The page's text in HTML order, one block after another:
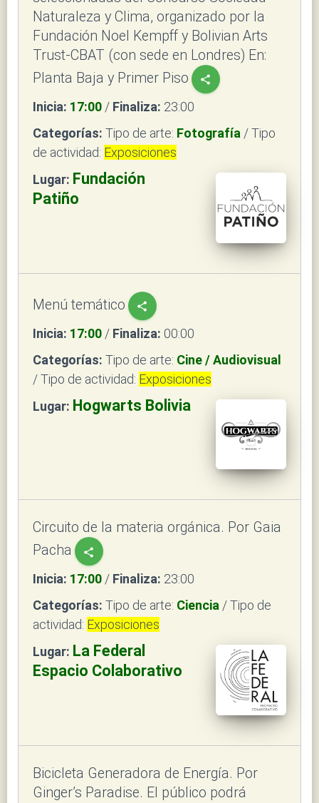
Naturaleza y Clima, organizado por la
Fundación Noel Kempff y Bolivian Arts
Trust-CBAT (con sede en Londres) En:
Planta Baja y Primer Piso
share
Inicia: 17:00 / Finaliza: 23:00
Categorías: Tipo de arte: Fotografía / Tipo
de actividad: Exposiciones
Lugar: Fundación
Patiño
Menú temático share
Inicia: 17:00 / Finaliza: 00:00
Categorías: Tipo de arte: Cine / Audiovisual
/ Tipo de actividad: Exposiciones
Lugar: Hogwarts Bolivia
Circuito de la materia orgánica. Por Gaia
Pacha
share
Inicia: 17:00 / Finaliza: 23:00
Categorías: Tipo de arte: Ciencia / Tipo de
actividad: Exposiciones
Lugar: La Federal
Espacio Colaborativo
Bicicleta Generadora de Energía. Por
Ginger’s Paradise. El público podrá